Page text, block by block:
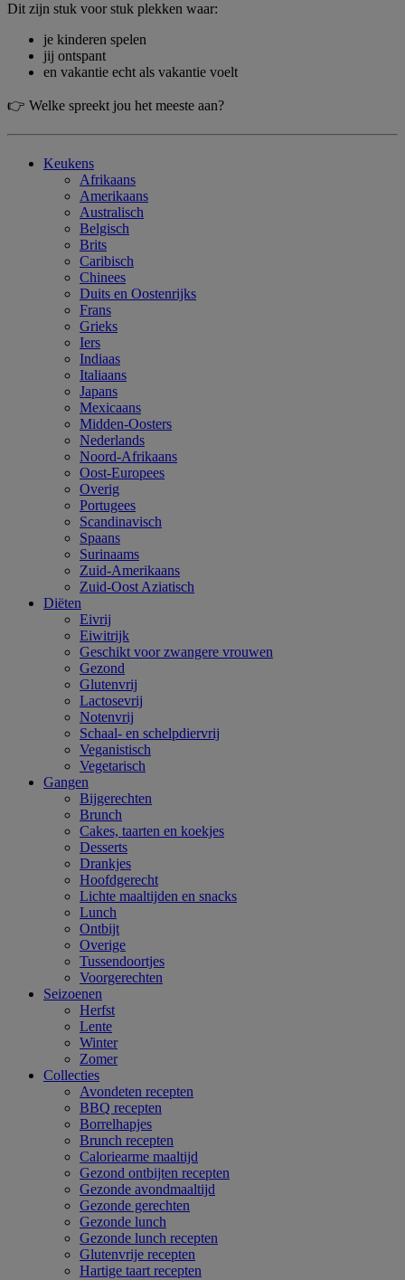
Dit zijn stuk voor stuk plekken waar:
je kinderen spelen
jij ontspant
en vakantie echt als vakantie voelt
👉 Welke spreekt jou het meeste aan?
Keukens
Afrikaans
Amerikaans
Australisch
Belgisch
Brits
Caribisch
Chinees
Duits en Oostenrijks
Frans
Grieks
Iers
Indiaas
Italiaans
Japans
Mexicaans
Midden-Oosters
Nederlands
Noord-Afrikaans
Oost-Europees
Overig
Portugees
Scandinavisch
Spaans
Surinaams
Zuid-Amerikaans
Zuid-Oost Aziatisch
Diëten
Eivrij
Eiwitrijk
Geschikt voor zwangere vrouwen
Gezond
Glutenvrij
Lactosevrij
Notenvrij
Schaal- en schelpdiervrij
Veganistisch
Vegetarisch
Gangen
Bijgerechten
Brunch
Cakes, taarten en koekjes
Desserts
Drankjes
Hoofdgerecht
Lichte maaltijden en snacks
Lunch
Ontbijt
Overige
Tussendoortjes
Voorgerechten
Seizoenen
Herfst
Lente
Winter
Zomer
Collecties
Avondeten recepten
BBQ recepten
Borrelhapjes
Brunch recepten
Caloriearme maaltijd
Gezond ontbijten recepten
Gezonde avondmaaltijd
Gezonde gerechten
Gezonde lunch
Gezonde lunch recepten
Glutenvrije recepten
Hartige taart recepten